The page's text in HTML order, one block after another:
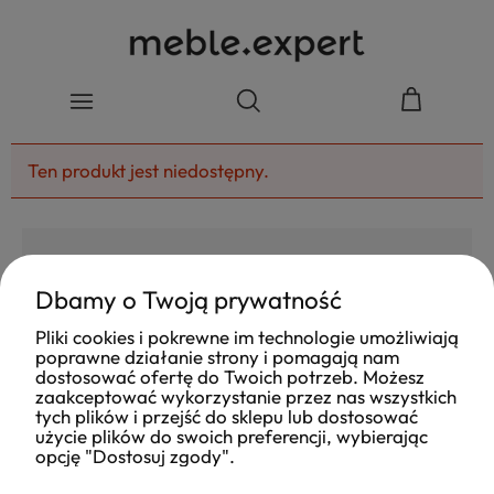
Ten produkt jest niedostępny.
4.8
Ocena
Na podstawie
177opinii z całego okresu
Jak zbieramy opinie?
Dbamy o Twoją prywatność
Pliki cookies i pokrewne im technologie umożliwiają
poprawne działanie strony i pomagają nam
dostosować ofertę do Twoich potrzeb. Możesz
zaakceptować wykorzystanie przez nas wszystkich
tych plików i przejść do sklepu lub dostosować
użycie plików do swoich preferencji, wybierając
opcję "Dostosuj zgody".